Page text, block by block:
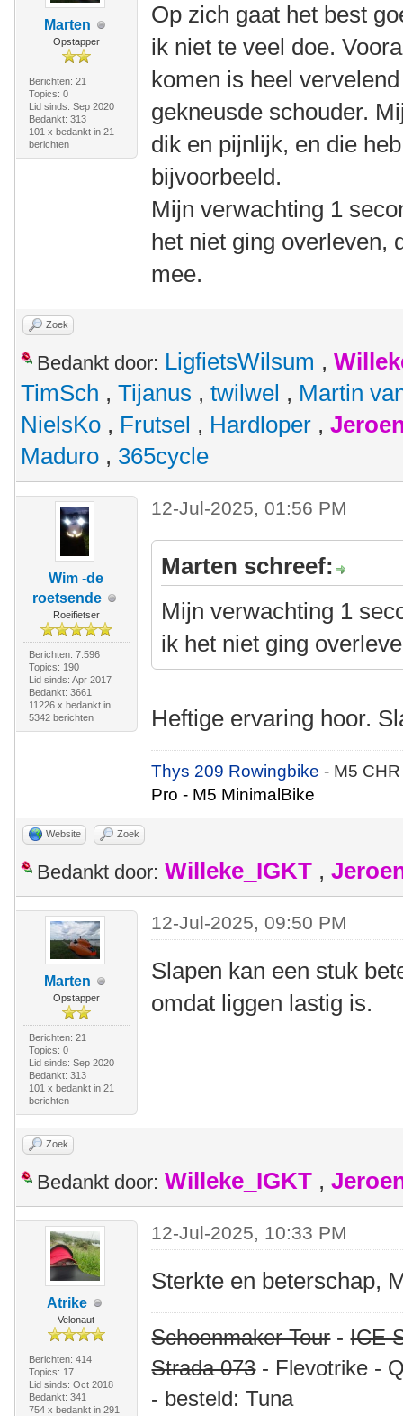
Marten
Opstapper
Berichten: 21
Topics: 0
Lid sinds: Sep 2020
Bedankt: 313
101 x bedankt in 21
berichten
Op zich gaat het best
ik niet te veel doe.
komen is heel
gekneusde schouder.
dik en pijnlijk, en die
bijvoorbeeld.
Mijn verwachting 1
het niet ging overleven,
mee.
Zoek
Bedankt door: LigfietsWilsum ,
TimSch , Tijanus , twilwel , Martin
NielsKo , Frutsel , Hardloper ,
Maduro , 365cycle
Wim -de
roetsende
Roeifietser
Berichten: 7.596
Topics: 190
Lid sinds: Apr 2017
Bedankt: 3661
11226 x bedankt in
5342 berichten
12-Jul-2025, 01:56 PM
Marten schreef:
Mijn verwachting 1
ik het niet ging
Heftige ervaring hoor.
Thys 209 Rowingbike- M5
Pro - M5 MinimalBike
Website Zoek
Bedankt door: Willeke_IGKT ,
Marten
Opstapper
Berichten: 21
Topics: 0
Lid sinds: Sep 2020
Bedankt: 313
101 x bedankt in 21
berichten
12-Jul-2025, 09:50 PM
Slapen kan een stuk
omdat liggen lastig is.
Zoek
Bedankt door: Willeke_IGKT ,
Atrike
Velonaut
Berichten: 414
Topics: 17
Lid sinds: Oct 2018
Bedankt: 341
754 x bedankt in 291
12-Jul-2025, 10:33 PM
Sterkte en beterschap,
Schoenmaker Tour-ICE
Strada 073- Flevotrike -
- besteld: Tuna